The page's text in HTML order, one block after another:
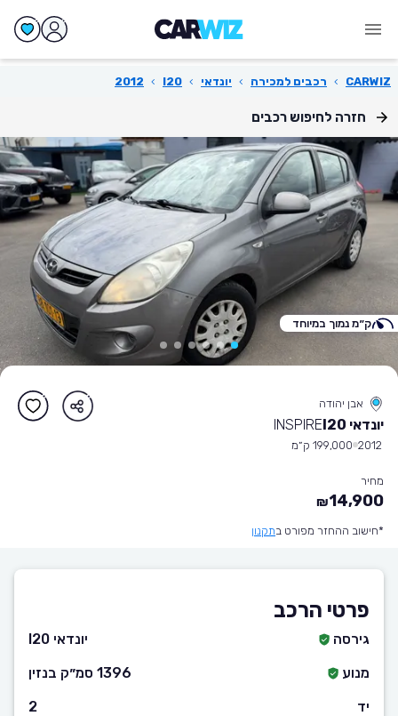
CARWIZ
› רכבים למכירה › יונדאי ›
I20
›
2012
חזרה לחיפוש רכבים
ק״מ נמוך במיוחד
אבן יהודה
יונדאי I20 INSPIRE
2012 199,000 ק״מ
מחיר
14,900
₪
*חישוב ההחזר מפורט בתקנון
פרטי הרכב
גירסה
יונדאי I20
מנוע
1396 סמ״ק בנזין
יד
2